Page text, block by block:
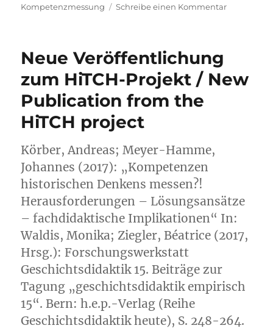
Kompetenzmessung
Schreibe einen Kommentarzu
Neue Veröffentlichung
zum HiTCH-Projekt / New
Publication from the
HiTCH project
Körber, Andreas; Meyer-Hamme,
Johannes (2017): „Kompetenzen
historischen Denkens messen?!
Herausforderungen – Lösungsansätze
– fachdidaktische Implikationen“ In:
Waldis, Monika; Ziegler, Béatrice (2017,
Hrsg.): Forschungswerkstatt
Geschichtsdidaktik 15. Beiträge zur
Tagung „geschichtsdidaktik empirisch
15“. Bern: h.e.p.-Verlag (Reihe
Geschichtsdidaktik heute), S. 248-264.